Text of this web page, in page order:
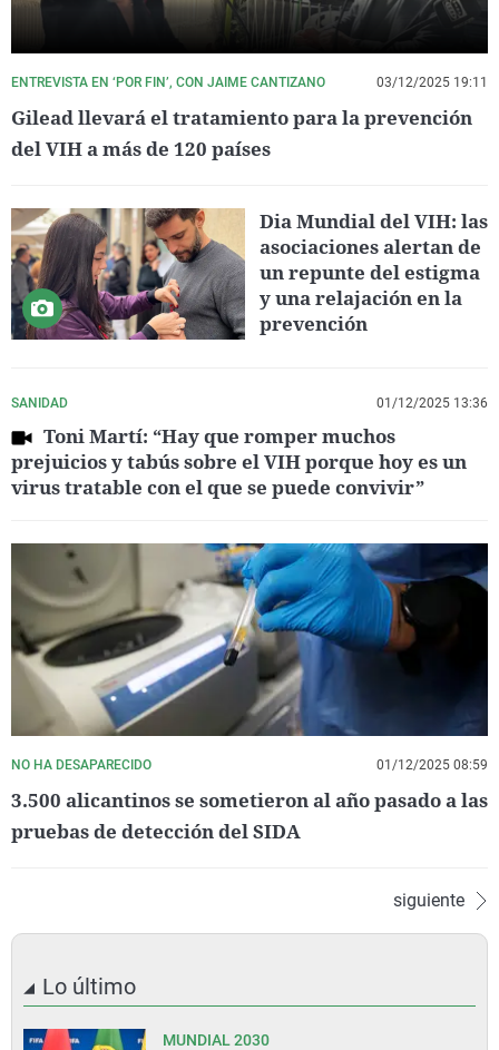
ENTREVISTA EN ‘POR FIN’, CON JAIME CANTIZANO 03/12/2025 19:11
Gilead llevará el tratamiento para la prevención
del VIH a más de 120 países
Dia Mundial del VIH: las
asociaciones alertan de
un repunte del estigma
y una relajación en la
prevención
SANIDAD 01/12/2025 13:36
Toni Martí: “Hay que romper muchos
prejuicios y tabús sobre el VIH porque hoy es un
virus tratable con el que se puede convivir”
NO HA DESAPARECIDO 01/12/2025 08:59
3.500 alicantinos se sometieron al año pasado a las
pruebas de detección del SIDA
siguiente
Lo último
MUNDIAL 2030